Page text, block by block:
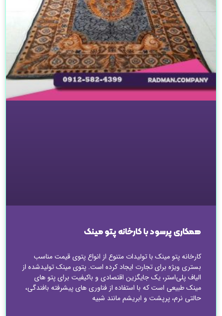
همکاری پرسود با کارخانه پتو مینک
کارخانه پتو مینک با تولیدات متنوع از انواع پتوی قیمت مناسب
بستری ویژه برای تجارت ایجاد کرده است. پتوی مینک تولیدشده از
الیاف پلی‌استر، یک جایگزین اقتصادی و باکیفیت برای پتو های
مینک طبیعی است که با استفاده از فناوری‌ های پیشرفته بافندگی،
حالتی نرم، پرپشت و ابریشم مانند شبیه